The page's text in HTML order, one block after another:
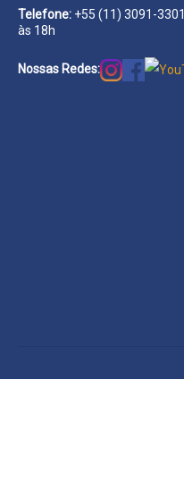
Telefone: +55 (11) 3091-3301
às 18h
Nossas Redes: